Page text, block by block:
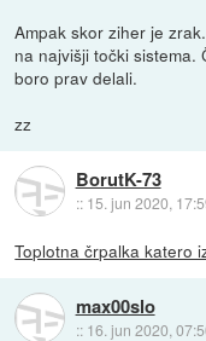
Ampak skor ziher je
na najvišji točki
boro prav delali.
zz
BorutK-73
:: 15. jun 2020,
Toplotna črpalka katero
max00slo
:: 16. jun 2020,